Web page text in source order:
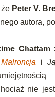
że Peter V.
autora,
Chattam
i
nie